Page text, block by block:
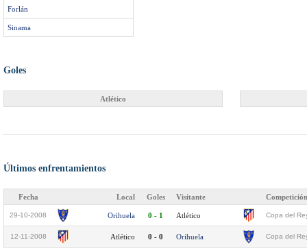
Forlán
Sinama
Goles
Atlético
Últimos enfrentamientos
Fecha Local Goles Visitante Competición
29-10-2008 Orihuela 0 - 1 Atlético Copa del
12-11-2008 Atlético 0 - 0 Orihuela Copa del